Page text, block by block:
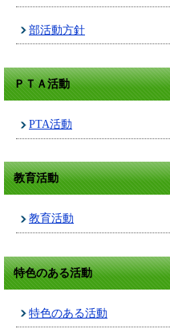
部活動方針
ＰＴＡ活動
PTA活動
教育活動
教育活動
特色のある活動
特色のある活動